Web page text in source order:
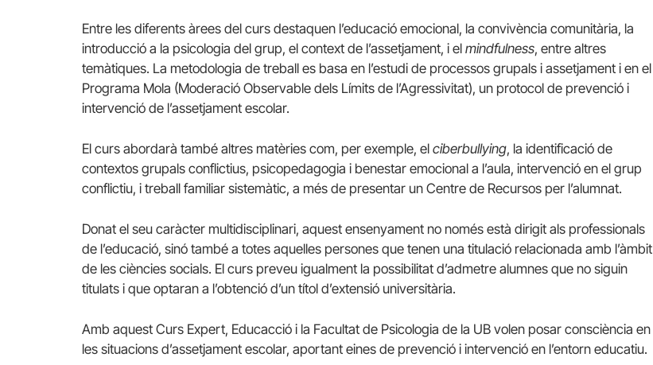
Entre les diferents àrees del curs destaquen l’educació emocional, la convivència comunitària, la
introducció a la psicologia del grup, el context de l’assetjament, i el mindfulness, entre altres
temàtiques. La metodologia de treball es basa en l’estudi de processos grupals i assetjament i en el
Programa Mola (Moderació Observable dels Límits de l’Agressivitat), un protocol de prevenció i
intervenció de l’assetjament escolar.
El curs abordarà també altres matèries com, per exemple, el ciberbullying, la identificació de
contextos grupals conflictius, psicopedagogia i benestar emocional a l’aula, intervenció en el grup
conflictiu, i treball familiar sistemàtic, a més de presentar un Centre de Recursos per l’alumnat.
Donat el seu caràcter multidisciplinari, aquest ensenyament no només està dirigit als professionals
de l’educació, sinó també a totes aquelles persones que tenen una titulació relacionada amb l’àmbit
de les ciències socials. El curs preveu igualment la possibilitat d’admetre alumnes que no siguin
titulats i que optaran a l’obtenció d’un títol d’extensió universitària.
Amb aquest Curs Expert, Educacció i la Facultat de Psicologia de la UB volen posar consciència en
les situacions d’assetjament escolar, aportant eines de prevenció i intervenció en l’entorn educatiu.